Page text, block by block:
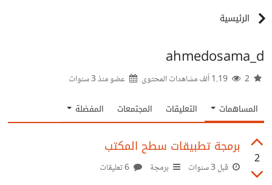
الرئيسية
ahmedosama_d
عضو منذ3 سنوات
المساهمات التعليقات المجتمعات المفضلة
2
برمجة تطبيقات سطح المكتب
قبل 3 سنوات برمجة